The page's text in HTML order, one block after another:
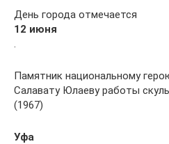
День города отмечается
12 июня
.
Памятник национальному
Салавату Юлаеву работы
(1967)
Уфа